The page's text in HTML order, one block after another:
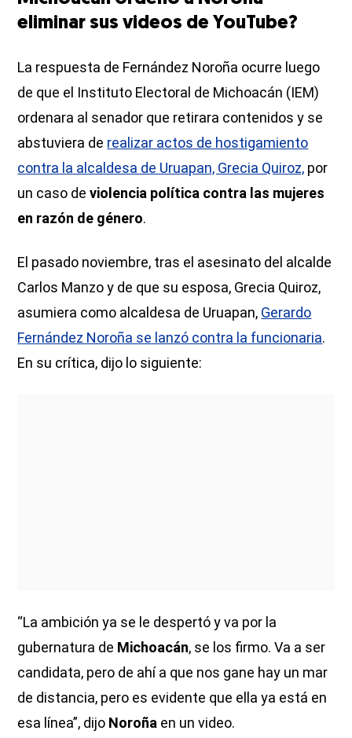
eliminar sus videos de YouTube?
La respuesta de Fernández Noroña ocurre luego
de que el Instituto Electoral de Michoacán (IEM)
ordenara al senador que retirara contenidos y se
abstuviera de realizar actos de hostigamiento
contra la alcaldesa de Uruapan, Grecia Quiroz, por
un caso deviolencia política contra las mujeres
en razón de género.
El pasado noviembre, tras el asesinato del alcalde
Carlos Manzo y de que su esposa, Grecia Quiroz,
asumiera como alcaldesa de Uruapan, Gerardo
Fernández Noroña se lanzó contra la funcionaria.
En su crítica, dijo lo siguiente:
“La ambición ya se le despertó y va por la
gubernatura de Michoacán, se los firmo. Va a ser
candidata, pero de ahí a que nos gane hay un mar
de distancia, pero es evidente que ella ya está en
esa línea”, dijo Noroña en un video.